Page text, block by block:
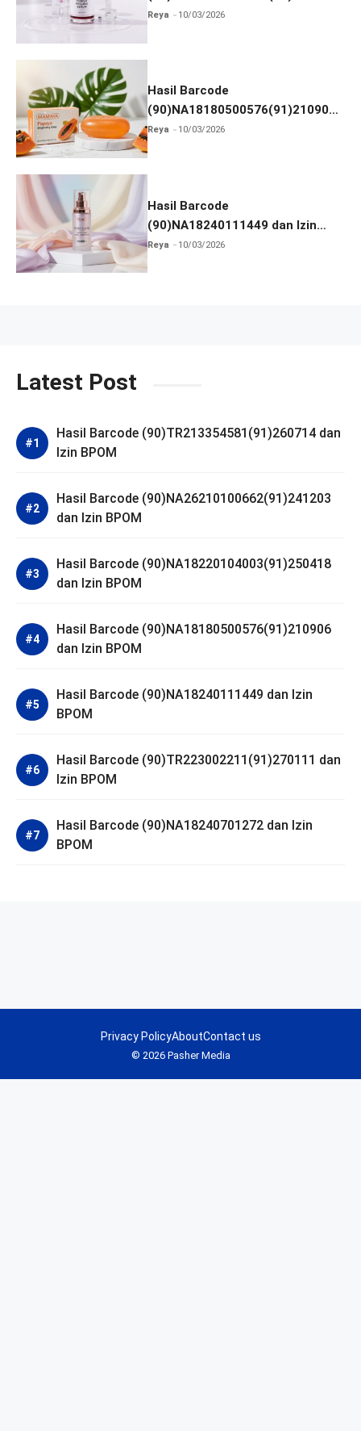
dan Izin BPOM
Reya 10/03/2026
Hasil Barcode
(90)NA18180500576(91)210906
dan Izin BPOM
Reya 10/03/2026
Hasil Barcode
(90)NA18240111449 dan Izin
BPOM
Reya 10/03/2026
Latest Post
Hasil Barcode (90)TR213354581(91)260714 dan
Izin BPOM
Hasil Barcode (90)NA26210100662(91)241203
dan Izin BPOM
Hasil Barcode (90)NA18220104003(91)250418
dan Izin BPOM
Hasil Barcode (90)NA18180500576(91)210906
dan Izin BPOM
Hasil Barcode (90)NA18240111449 dan Izin
BPOM
Hasil Barcode (90)TR223002211(91)270111 dan
Izin BPOM
Hasil Barcode (90)NA18240701272 dan Izin
BPOM
© 2026 Pasher Media
Privacy PolicyAboutContact us